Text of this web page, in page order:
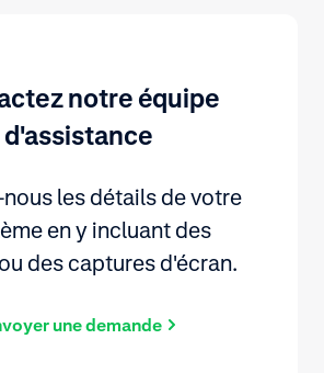
notre équipe
d'assistance
nous les détails de votre
en y incluant des
des captures d'écran.
une demande